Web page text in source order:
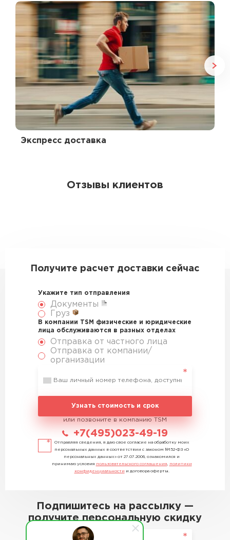
Экспресс доставка
Отзывы клиентов
Получите расчет доставки сейчас
Укажите тип отправления
Документы
Груз
В компании TSM физические и юридические
лица обслуживаются в разных отделах
Отправка от частного лица
Отправка от компании/
организации
Узнать стоимость и срок
или позвоните в компанию TSM
+7(495)023-49-19
Отправляя сведения, я даю свое согласие на обработку моих
персональных данных в соответствии с законом №152-ФЗ «О
персональных данных» от 27.07.2006, ознакомился и
принимаю условия пользовательского соглашения
политики
конфиденциальности и договора оферты.
Подпишитесь на рассылку —
получите персональную скидку